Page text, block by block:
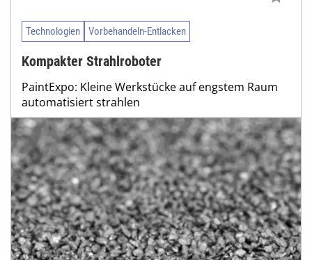
Technologien Vorbehandeln-Entlacken
Kompakter Strahlroboter
PaintExpo: Kleine Werkstücke auf engstem Raum
automatisiert strahlen